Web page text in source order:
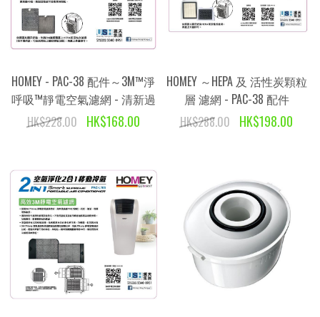
HOMEY - PAC-38 配件～3M™淨
呼吸™靜電空氣濾網 - 清新過
濾
HK$228.00 HK$168.00
HOMEY ～HEPA 及 活性炭顆粒
層 濾網 - PAC-38 配件
HK$288.00
HK$198.00